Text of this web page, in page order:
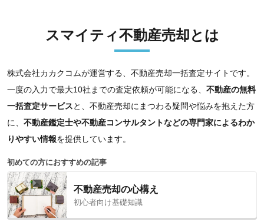
スマイティ不動産売却とは
株式会社カカクコムが運営する、不動産売却一括査定サイトです。
一度の入力で最大10社までの査定依頼が可能になる、 不動産の無料
一括査定サービスと、不動産売却にまつわる疑問や悩みを抱えた方
に、 不動産鑑定士や不動産コンサルタントなどの専門家によるわか
りやすい情報を提供しています。
初めての方におすすめの記事
不動産売却の心構え
初心者向け基礎知識